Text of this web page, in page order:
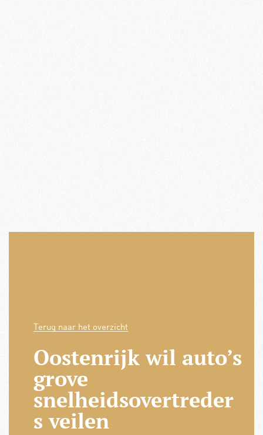
Terug naar het overzicht
Oostenrijk wil auto’s
grove
snelheidsovertreder
s veilen